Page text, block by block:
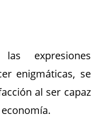
expresiones
enigmáticas, se
al ser capaz